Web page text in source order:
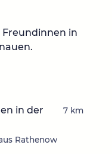
Freundinnen in
in der
Rathenow
7 km